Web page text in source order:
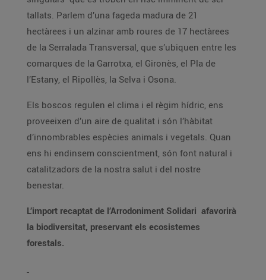
tallats. Parlem d’una fageda madura de 21
hectàrees i un alzinar amb roures de 17 hectàrees
de la Serralada Transversal, que s’ubiquen entre les
comarques de la Garrotxa, el Gironès, el Pla de
l’Estany, el Ripollès, la Selva i Osona.
Els boscos regulen el clima i el règim hídric, ens
proveeixen d’un aire de qualitat i són l’hàbitat
d’innombrables espècies animals i vegetals. Quan
ens hi endinsem conscientment, són font natural i
catalitzadors de la nostra salut i del nostre
benestar.
L’import recaptat de l’Arrodoniment Solidari afavorirà
la biodiversitat, preservant els ecosistemes
forestals.